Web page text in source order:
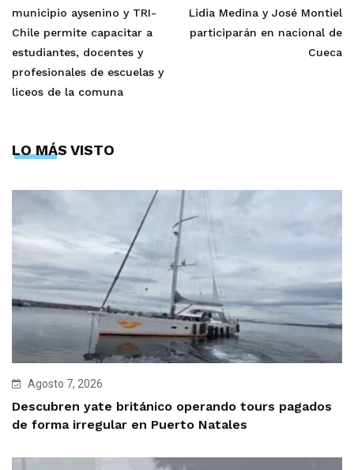
municipio aysenino y TRI-
Chile permite capacitar a
estudiantes, docentes y
profesionales de escuelas y
liceos de la comuna
Lidia Medina y José Montiel
participarán en nacional de
Cueca
LO MÁS VISTO
Agosto 7, 2026
Descubren yate británico operando tours pagados
de forma irregular en Puerto Natales